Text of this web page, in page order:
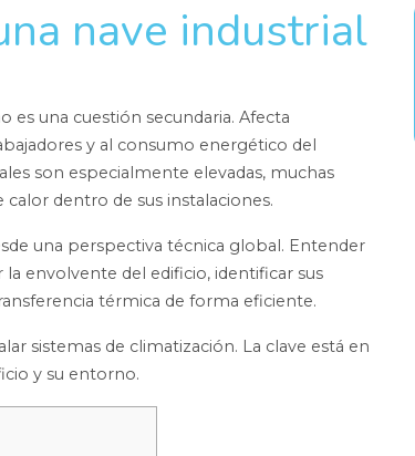
nave industrial
una cuestión secundaria. Afecta
y al consumo energético del
son especialmente elevadas, muchas
dentro de sus instalaciones.
una perspectiva técnica global. Entender
la envolvente del edificio, identificar sus
térmica de forma eficiente.
sistemas de climatización. La clave está en
y su entorno.